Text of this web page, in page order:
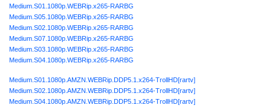
Medium.S01.1080p.WEBRip.x265-RARBG
Medium.S05.1080p.WEBRip.x265-RARBG
Medium.S02.1080p.WEBRip.x265-RARBG
Medium.S07.1080p.WEBRip.x265-RARBG
Medium.S03.1080p.WEBRip.x265-RARBG
Medium.S04.1080p.WEBRip.x265-RARBG
Medium.S01.1080p.AMZN.WEBRip.DDP5.1.x264-TrollHD[rartv]
Medium.S02.1080p.AMZN.WEBRip.DDP5.1.x264-TrollHD[rartv]
Medium.S04.1080p.AMZN.WEBRip.DDP5.1.x264-TrollHD[rartv]